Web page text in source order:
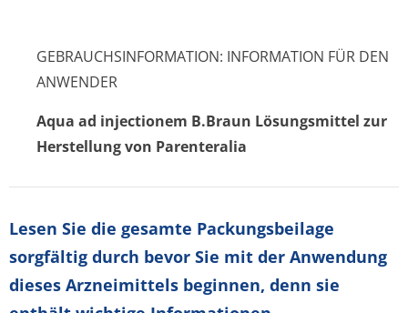
GEBRAUCHSINFORMATION: INFORMATION FÜR DEN
ANWENDER
Aqua ad injectionem B.Braun Lösungsmittel zur
Herstellung von Parenteralia
Lesen Sie die gesamte Packungsbeilage
sorgfältig durch bevor Sie mit der Anwendung
dieses Arzneimittels beginnen, denn sie